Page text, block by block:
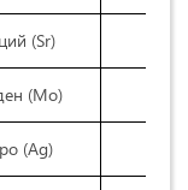
(Sr)
(Mo)
(Ag)